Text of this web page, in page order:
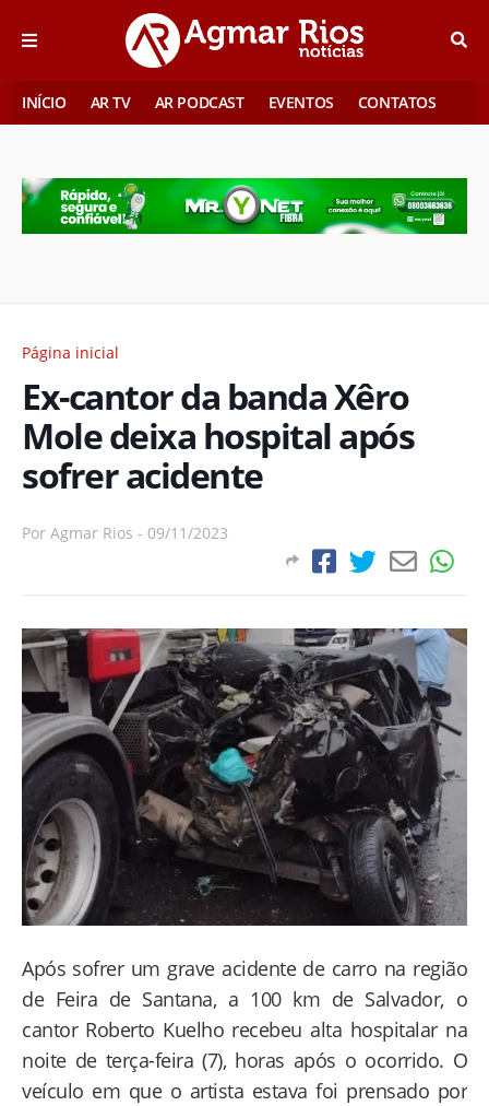
INÍCIO AR TV AR PODCAST EVENTOS CONTATOS
Página inicial
Ex-cantor da banda Xêro
Mole deixa hospital após
sofrer acidente
Por Agmar Rios - 09/11/2023
Após sofrer um grave acidente de carro na região
de Feira de Santana, a 100 km de Salvador, o
cantor Roberto Kuelho recebeu alta hospitalar na
noite de terça-feira (7), horas após o ocorrido. O
veículo em que o artista estava foi prensado por